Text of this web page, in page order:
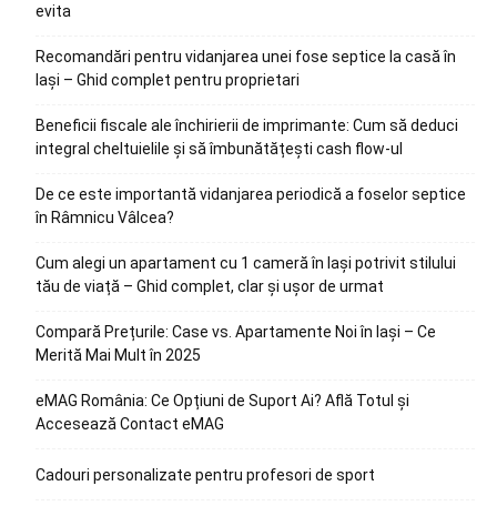
evita
Recomandări pentru vidanjarea unei fose septice la casă în
Iași – Ghid complet pentru proprietari
Beneficii fiscale ale închirierii de imprimante: Cum să deduci
integral cheltuielile și să îmbunătățești cash flow-ul
De ce este importantă vidanjarea periodică a foselor septice
în Râmnicu Vâlcea?
Cum alegi un apartament cu 1 cameră în Iași potrivit stilului
tău de viață – Ghid complet, clar și ușor de urmat
Compară Prețurile: Case vs. Apartamente Noi în Iași – Ce
Merită Mai Mult în 2025
eMAG România: Ce Opțiuni de Suport Ai? Află Totul și
Accesează Contact eMAG
Cadouri personalizate pentru profesori de sport